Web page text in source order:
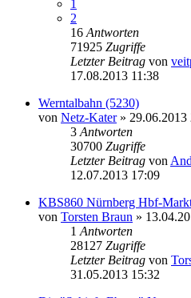
1
2
16 Antworten
71925 Zugriffe
Letzter Beitrag von
17.08.2013 11:38
Werntalbahn (5230)
von Netz-Kater» 29.06.2013
3 Antworten
30700 Zugriffe
Letzter Beitrag von
12.07.2013 17:09
KBS860 Nürnberg Hbf-
von Torsten Braun »
1 Antworten
28127 Zugriffe
Letzter Beitrag von
31.05.2013 15:32